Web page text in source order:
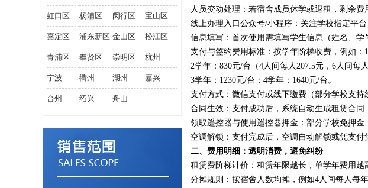
虹口区 杨浦区 闵行区 宝山区
嘉定区 浦东新区 金山区 松江区
青浦区 奉贤区 崇明区 杭州
宁波 衢州 湖州 嘉兴
台州 绍兴 舟山
人员变动处理：若宿舍成员休学或退租，剩余费
线上办理入口公众号/小程序：关注学校指定平台
信息填写：首次使用需填写学生信息（姓名、学
支付与签约费用标准：按学年阶梯收费，例如：
2学年：830元/台（4人间每人207.5元，6人间每
3学年：1230元/台；4学年：1640元/台。
支付方式：微信支付或线下缴费（部分学校支持
合同生效：支付成功后，系统自动生成租赁合同
领取遥控器与使用遥控器押金：部分学校免押金
空调解锁：支付完成后，空调自动解锁或凭支付
二、费用明细：透明消费，避免纠纷
租赁费阶梯计价：租赁年限越长，单学年费用越
分摊规则：按宿舍人数均摊，例如4人间每人每年